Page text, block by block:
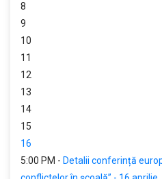
8
9
10
11
12
13
14
15
16
5:00 PM - Detalii conferință